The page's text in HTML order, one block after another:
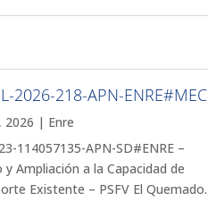
2026-218-APN-ENRE#MEC
2026 | Enre
114057135-APN-SD#ENRE –
y Ampliación a la Capacidad de
Existente – PSFV El Quemado.